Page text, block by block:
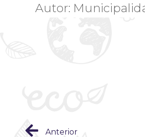
Autor:
Anterior